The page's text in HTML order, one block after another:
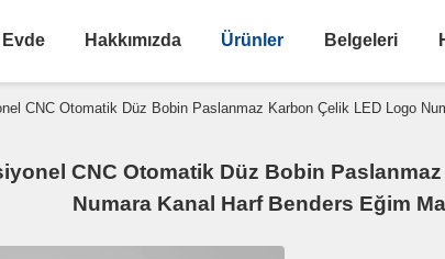
Evde Hakkımızda Ürünler Belgeleri
CNC Otomatik Düz Bobin Paslanmaz Karbon Çelik LED Logo
CNC Otomatik Düz Bobin
Numara Kanal Harf Benders Eğim